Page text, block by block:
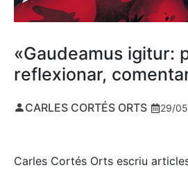
«Gaudeamus igitur:
reflexionar,
CARLES CORTÉS ORTS 29/
Carles Cortés Orts escriu